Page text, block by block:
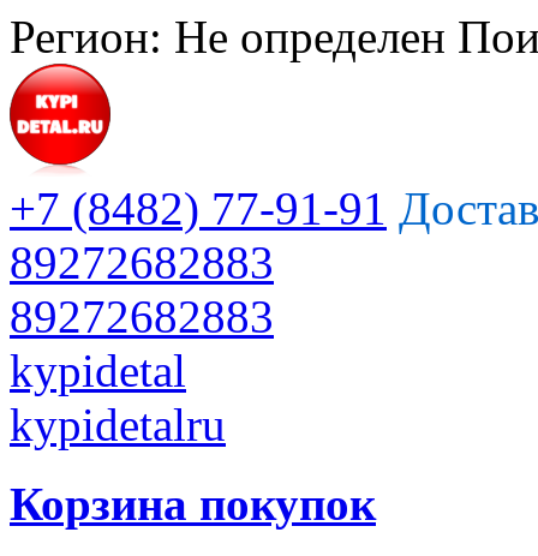
Регион: Не определен
+7 (8482) 77-91-91
89272682883
89272682883
kypidetal
kypidetalru
Корзина покупок